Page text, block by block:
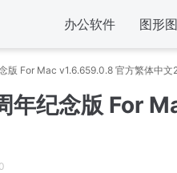
办公软件 图形
版 For Mac v1.6.659.0.8 官方繁体中
年纪念版 For
0